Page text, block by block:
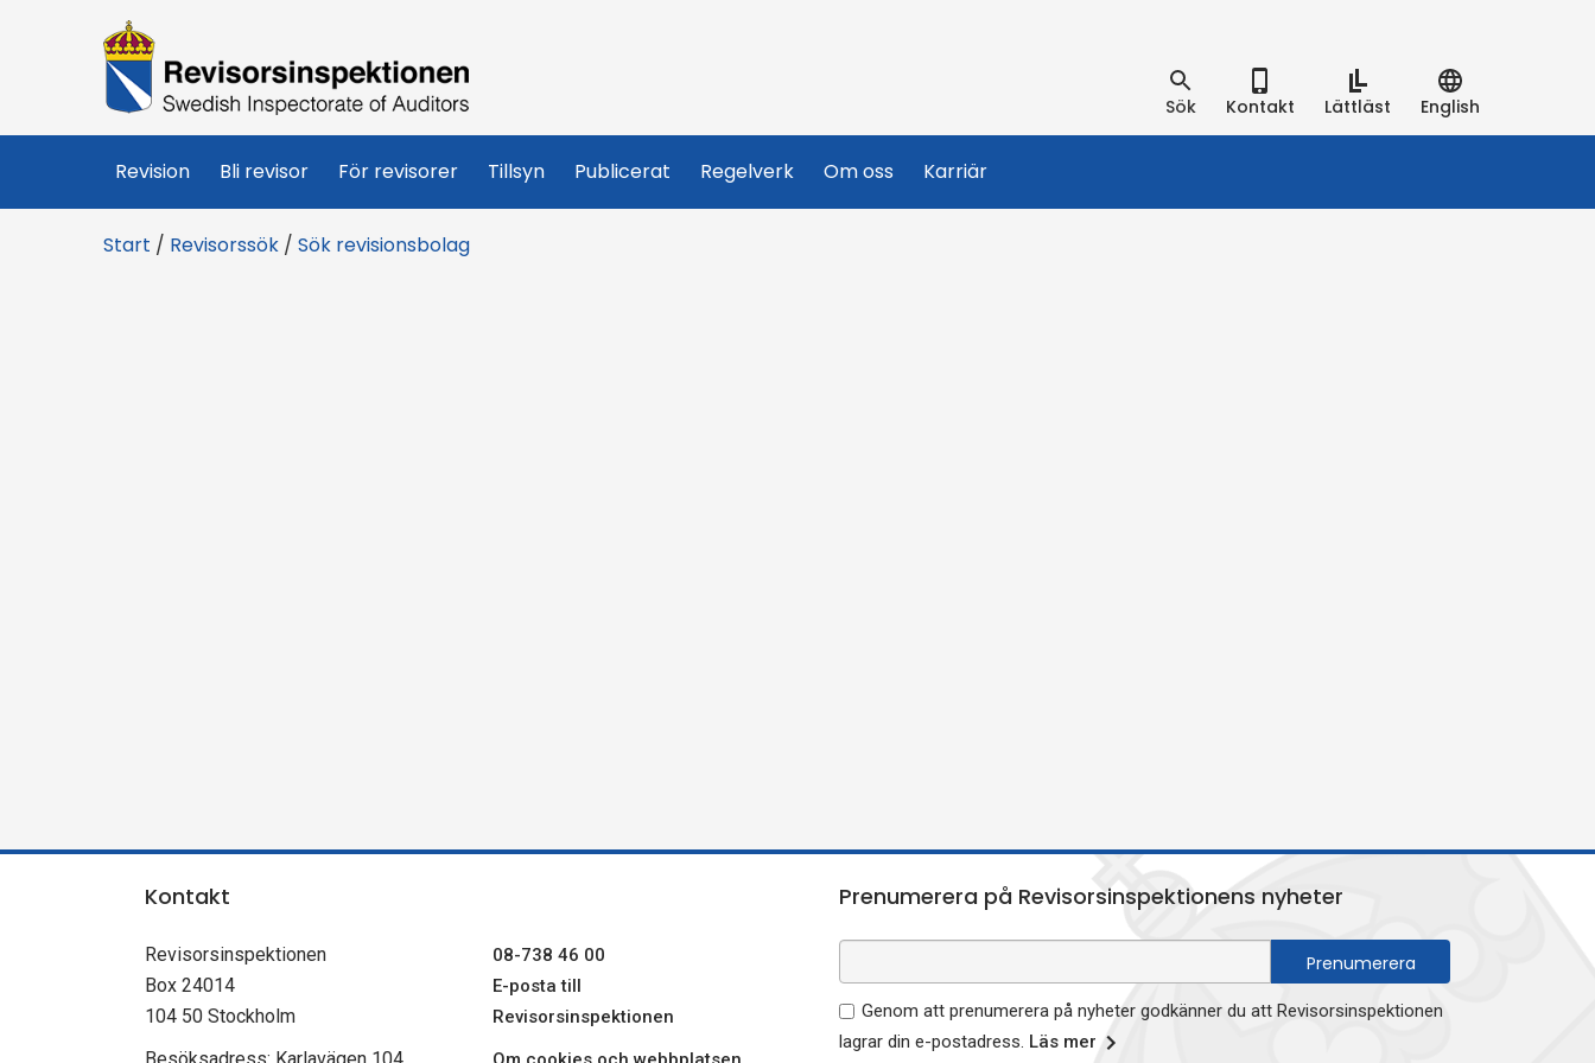
R
e
v
i
Sök Kontakt Lättläst English
Revision Bli revisor För revisorer Tillsyn Publicerat Regelverk Om oss Karriär
Start / Revisorssök / Sök revisionsbolag
Kontakt
Revisorsinspektionen
Box 24014
104 50 Stockholm
08-738 46 00
E-posta till
Revisorsinspektionen
Prenumerera på Revisorsinspektionens nyheter
Genom att prenumerera på nyheter godkänner du att Revisorsinspektionen
lagrar din e-postadress. Läs mer